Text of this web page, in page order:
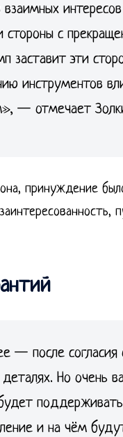
стороны с
заставит эти
инструментов
— отмечает
принуждение
— после согласия
деталях. Но
и на чём